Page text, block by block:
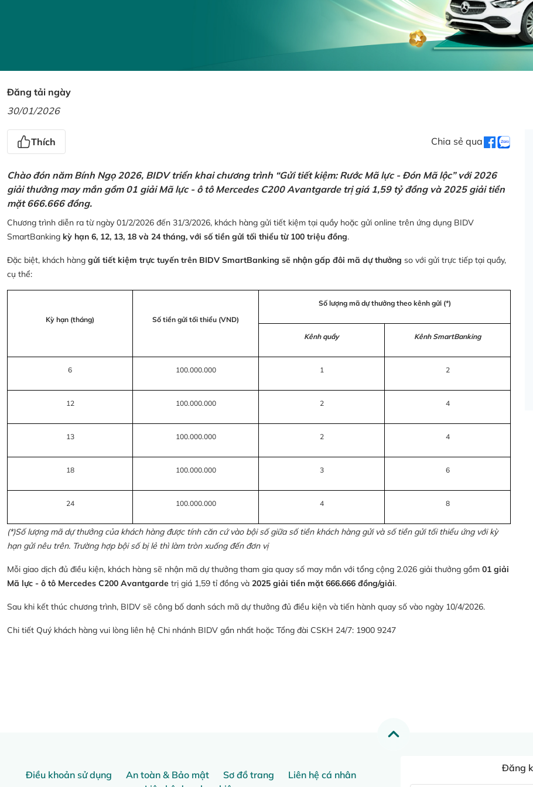
Đăng tải ngày
30/01/2026
Thích Chia sẻ qua
Chào đón năm Bính Ngọ 2026, BIDV triển khai chương trình “Gửi tiết kiệm: Rước Mã lực - Đón Mã lộc” với 2026
giải thưởng may mắn gồm 01 giải Mã lực - ô tô Mercedes C200 Avantgarde trị giá 1,59 tỷ đồng và 2025 giải tiền
mặt 666.666 đồng.
Chương trình diễn ra từ ngày 01/2/2026 đến 31/3/2026, khách hàng gửi tiết kiệm tại quầy hoặc gửi online trên ứng dụng BIDV
SmartBanking kỳ hạn 6, 12, 13, 18 và 24 tháng, với số tiền gửi tối thiểu từ 100 triệu đồng.
Đặc biệt, khách hàng gửi tiết kiệm trực tuyến trên BIDV SmartBanking sẽ nhận gấp đôi mã dự thưởng so với gửi trực tiếp tại quầy,
cụ thể:
Kỳ hạn (tháng) Số tiền gửi tối thiểu (VND)
Số lượng mã dự thưởng theo kênh gửi (*)
Kênh quầy Kênh SmartBanking
6 100.000.000 1 2
12 100.000.000 2 4
13 100.000.000 2 4
18 100.000.000 3 6
24 100.000.000 4 8
(*)Số lượng mã dự thưởng của khách hàng được tính căn cứ vào bội số giữa số tiền khách hàng gửi và số tiền gửi tối thiểu ứng với kỳ
hạn gửi nêu trên. Trường hợp bội số bị lẻ thì làm tròn xuống đến đơn vị
Mỗi giao dịch đủ điều kiện, khách hàng sẽ nhận mã dự thưởng tham gia quay số may mắn với tổng cộng 2.026 giải thưởng gồm 01 giải
Mã lực - ô tô Mercedes C200 Avantgarde trị giá 1,59 tỉ đồng và 2025 giải tiền mặt 666.666 đồng/giải.
Sau khi kết thúc chương trình, BIDV sẽ công bố danh sách mã dự thưởng đủ điều kiện và tiến hành quay số vào ngày 10/4/2026.
Chi tiết Quý khách hàng vui lòng liên hệ Chi nhánh BIDV gần nhất hoặc Tổng đài CSKH 24/7: 1900 9247
Điều khoản sử dụng An toàn & Bảo mật Sơ đồ trang
Liên hệ cá nhân
Đăng